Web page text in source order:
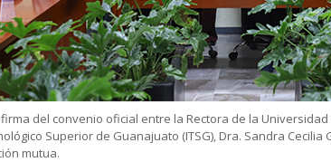
del convenio oficial entre la Rectora de la
Superior de Guanajuato (ITSG), Dra. Sandra
mutua.